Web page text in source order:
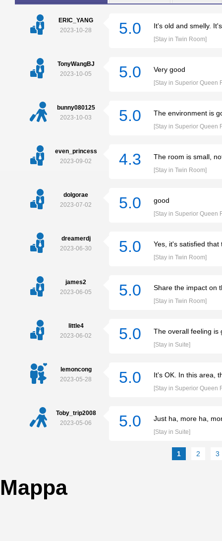
ERIC_YANG
2023-10-28
5.0 It's old and smelly.
[Stay in Twin Room]
TonyWangBJ
2023-10-05
5.0 Very good
[Stay in Superior Queen
bunny080125
2023-10-03
5.0 The environment is
[Stay in Superior Queen
even_princess
2023-09-02
4.3 The room is small,
[Stay in Twin Room]
dolgorae
2023-07-02
5.0 good
[Stay in Superior Queen
dreamerdj
2023-06-30
5.0 Yes, it's satisfied
[Stay in Twin Room]
james2
2023-06-05
5.0 Share the impact on
[Stay in Twin Room]
little4
2023-06-02
5.0 The overall feeling is
[Stay in Suite]
lemoncong
2023-05-28
5.0 It's OK. In this area,
[Stay in Superior Queen
Toby_trip2008
2023-05-06
5.0 Just ha, more ha,
[Stay in Suite]
1 2 3
Mappa